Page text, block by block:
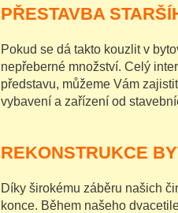
PŘESTAVBA
Pokud se dá takto kouzlit v
nepřeberné množství. Celý
představu, můžeme Vám
vybavení a zařízení od
REKONSTRUKCE
Díky širokému záběru našich
konce. Během našeho